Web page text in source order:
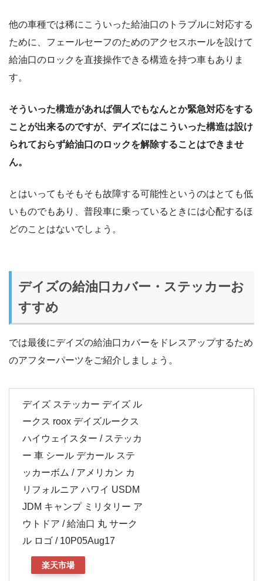
他の車種では稀にこういった給油口のトラブルに対応する
ために、フェールセーフのためのアクセスホールを設けて
給油口のロックを直接操作できる構造を持つ車もありま
す。
そういった構造があれば個人でもなんとか緊急対応をする
ことが出来るのですが、デイズにはこういった構造は設け
られておらず給油口のロックを解除することはできませ
ん。
とはいってもそもそも故障する可能性というのはとても低
いものでもあり、普段車に乗っているときには心配するほ
どのことはないでしょう。
デイズの給油口カバー・ステッカーお
すすめ
では最後にデイズの給油口カバーをドレスアップするため
のアフターパーツをご紹介しましょう。
デイズ ステッカー デイズ ル
ークス roox デイズルークス
ハイウェイスター / ステッカ
ー 車 シール デカール ステ
ッカーボム / アメリカン カ
リフォルニア ハワイ USDM
JDM キャンプ ミリタリー ア
ウトドア / 給油口 丸 サーク
ル ロゴ / 10P05Aug17
楽天市場